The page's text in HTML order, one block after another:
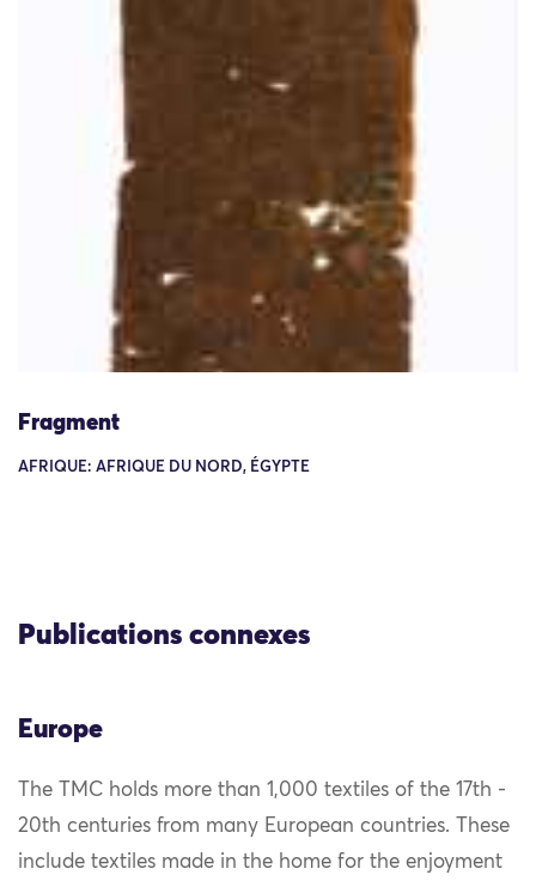
Fragment
AFRIQUE: AFRIQUE DU NORD, ÉGYPTE
Publications connexes
Europe
The TMC holds more than 1,000 textiles of the 17th -
20th centuries from many European countries. These
include textiles made in the home for the enjoyment